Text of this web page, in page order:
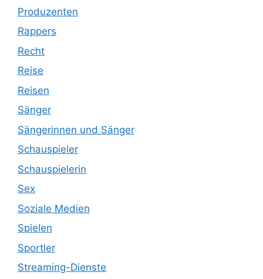
Produzenten
Rappers
Recht
Reise
Reisen
Sänger
Sängerinnen und Sänger
Schauspieler
Schauspielerin
Sex
Soziale Medien
Spielen
Sportler
Streaming-Dienste